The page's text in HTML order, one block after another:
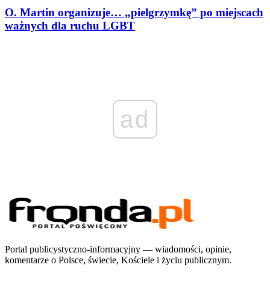
O. Martin organizuje… „pielgrzymkę” po miejscach
ważnych dla ruchu LGBT
ad
Portal publicystyczno-informacyjny — wiadomości, opinie,
komentarze o Polsce, świecie, Kościele i życiu publicznym.